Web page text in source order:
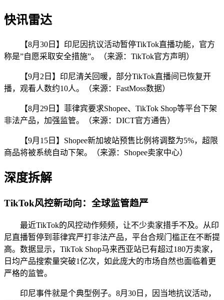
快讯雷达
【8月30日】印尼因抗议活动暂停TikTok直播功能，官方
称是”自愿采取安全措施”。（来源：TikTok官方声明）
【9月2日】印尼清关回暖，部分TikTok直播间已恢复开
播，观看人数约10人。（来源：FastMoss数据）
【8月29日】菲律宾要求Shopee、TikTok Shop等平台下架
非法产品，加强监管。（来源：DICT官方通告）
【9月15日】Shopee新加坡站预售比例将调整为5%，超限
商品将被系统自动下架。（来源：Shopee卖家中心）
深度拆解
TikTok风控新动向：全球监管趋严
最近TikTok的风控动作频频，让不少卖家措手不及。从印
尼直播暂停到菲律宾严打非法产品，平台合规门槛正在不断提
高。数据显示，TikTok Shop马来西亚站已有超过180万卖家，
日均产品搜索量突破1亿次，如此庞大的市场自然也面临着更
严格的监管。
印尼事件就是个典型例子。8月30日，因当地抗议活动，